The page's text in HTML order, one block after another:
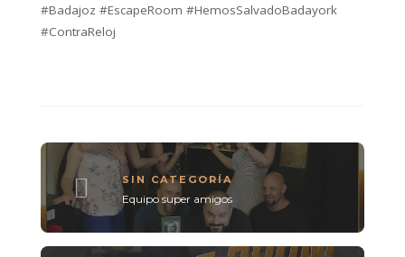
#Badajoz #EscapeRoom #HemosSalvadoBadayork
#ContraReloj
SIN CATEGORÍA
Equipo super amigos